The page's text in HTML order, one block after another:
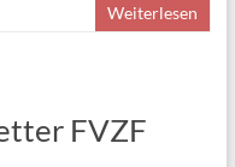
Weiterlesen
FVZF